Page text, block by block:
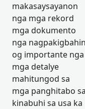
makasaysayanon
nga mga rekord
mga dokumento
nga nagpakigbahin
og importante nga
mga detalye
mahitungod sa
mga panghitabo sa
kinabuhi sa usa ka